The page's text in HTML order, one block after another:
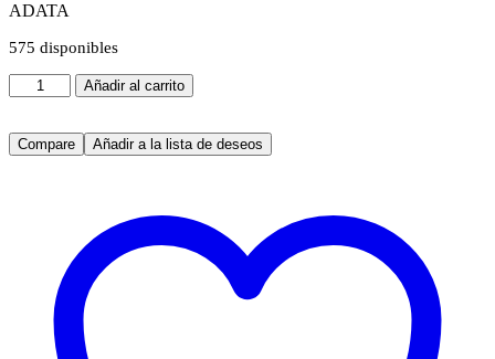
ADATA
575 disponibles
Memoria
Usb
Auv240
32
Añadir al carrito
Compare Añadir a la lista de deseos